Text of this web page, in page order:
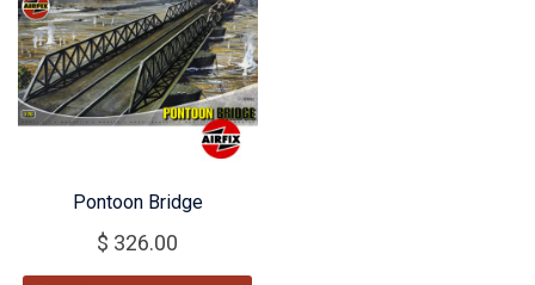
Pontoon Bridge
$ 326.00